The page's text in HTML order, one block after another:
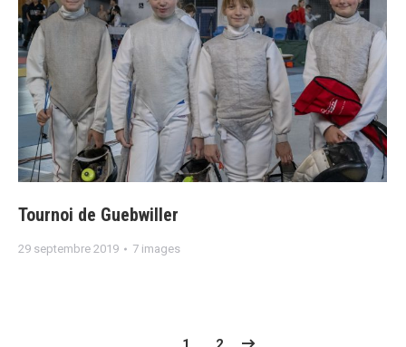
Tournoi de Guebwiller
29 septembre 2019 7 images